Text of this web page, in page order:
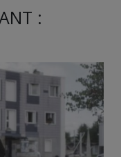
: